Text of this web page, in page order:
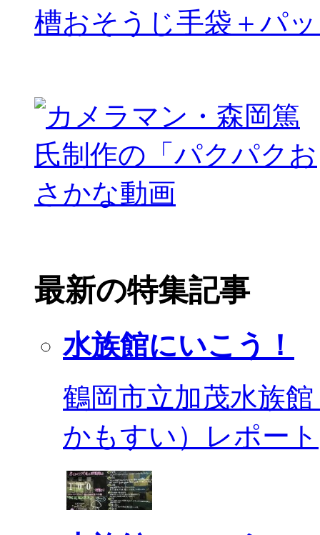
槽おそうじ手袋＋パ
最新の特集記事
水族館にいこう！
鶴岡市立加茂水族
かもすい）レポート